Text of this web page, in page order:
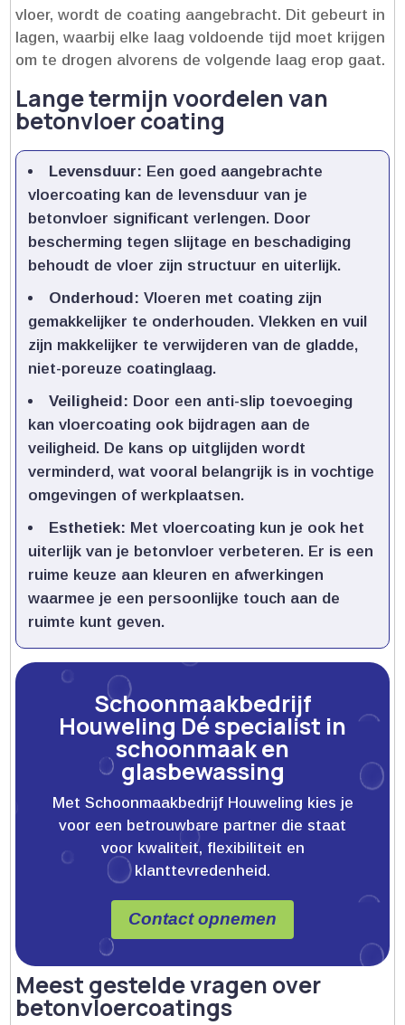
vloer, wordt de coating aangebracht.​ Dit gebeurt in
lagen, waarbij elke laag voldoende tijd moet krijgen
om te drogen alvorens de volgende laag erop gaat.​
Lange termijn voordelen van
betonvloer coating
Levensduur: Een goed aangebrachte
vloercoating kan de levensduur van je
betonvloer significant verlengen.​ Door
bescherming tegen slijtage en beschadiging
behoudt de vloer zijn structuur en uiterlijk.​
Onderhoud: Vloeren met coating zijn
gemakkelijker te onderhouden.​ Vlekken en vuil
zijn makkelijker te verwijderen van de gladde,
niet-poreuze coatinglaag.​
Veiligheid: Door een anti-slip toevoeging
kan vloercoating ook bijdragen aan de
veiligheid.​ De kans op uitglijden wordt
verminderd, wat vooral belangrijk is in vochtige
omgevingen of werkplaatsen.​
Esthetiek: Met vloercoating kun je ook het
uiterlijk van je betonvloer verbeteren.​ Er is een
ruime keuze aan kleuren en afwerkingen
waarmee je een persoonlijke touch aan de
ruimte kunt geven.​
Schoonmaakbedrijf
Houweling Dé specialist in
schoonmaak en
glasbewassing
Met Schoonmaakbedrijf Houweling kies je
voor een betrouwbare partner die staat
voor kwaliteit, flexibiliteit en
klanttevredenheid.
Contact opnemen
Meest gestelde vragen over
betonvloercoatings